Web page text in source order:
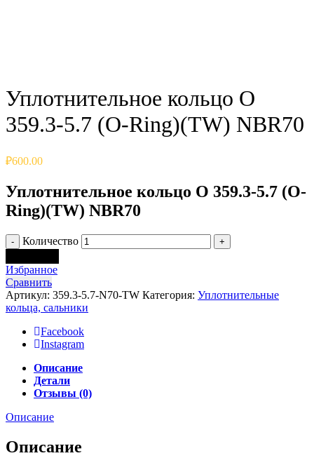
Уплотнительное кольцо O
359.3-5.7 (O-Ring)(TW) NBR70
₽600.00
Уплотнительное кольцо O 359.3-5.7 (O-
Ring)(TW) NBR70
Количество
Избранное
Сравнить
Артикул: 359.3-5.7-N70-TW Категория: Уплотнительные
кольца, сальники
Facebook
Instagram
Описание
Детали
Отзывы (0)
Описание
Описание